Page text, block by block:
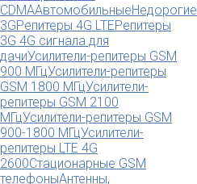
CDMAАвтомобильныеНедорогие
3GРепитеры 4G LTEРепитеры
3G 4G сигнала для
дачиУсилители-репитеры GSM
900 МГцУсилители-репитеры
GSM 1800 МГцУсилители-
репитеры GSM 2100
МГцУсилители-репитеры GSM
900-1800 МГцУсилители-
репитеры LTE 4G
2600Стационарные GSM
телефоныАнтенны,